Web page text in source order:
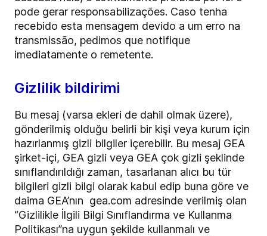
pode gerar responsabilizações. Caso tenha
recebido esta mensagem devido a um erro na
transmissão, pedimos que notifique
imediatamente o remetente.
Gizlilik bildirimi
Bu mesaj (varsa ekleri de dahil olmak üzere),
gönderilmiş olduğu belirli bir kişi veya kurum için
hazırlanmış gizli bilgiler içerebilir. Bu mesaj GEA
şirket-içi, GEA gizli veya GEA çok gizli şeklinde
sınıflandırıldığı zaman, tasarlanan alıcı bu tür
bilgileri gizli bilgi olarak kabul edip buna göre ve
daima GEA’nın gea.com adresinde verilmiş olan
“Gizlilikle İlgili Bilgi Sınıflandırma ve Kullanma
Politikası”na uygun şekilde kullanmalı ve